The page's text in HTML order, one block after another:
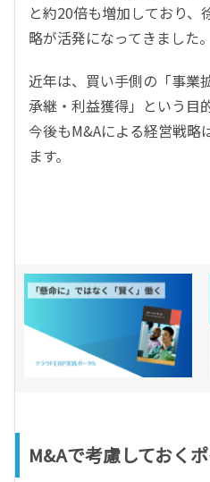
と約20倍も増加しており、
略が活発になってきました。
近年は、買い手側の「事業
承継・利益獲得」という目
今後もM&Aによる経営戦略
ます。
M&Aで考慮しておく